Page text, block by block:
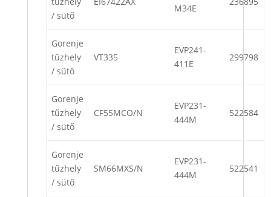
/ sütő
M34E
Gorenje
tűzhely
/ sütő
VT335
EVP241-
411E
299798
Gorenje
tűzhely
/ sütő
CF55MCO/N
EVP231-
444M
522584
Gorenje
tűzhely
/ sütő
SM66MXS/N
EVP231-
444M
522541